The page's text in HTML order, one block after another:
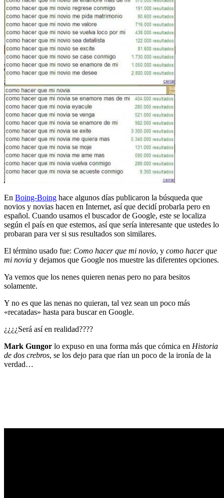
En Boing-Boing hace algunos días publicaron la búsqueda que
novios y novias hacen en Internet, así que decidí probarla pero en
español. Cuando usamos el buscador de Google, este se localiza
según el país en que estemos, así que sería interesante que ustedes lo
probaran para ver si sus resultados son similares.
El término usado fue: Como hacer que mi novio, y como hacer que
mi novia y dejamos que Google nos muestre las diferentes opciones.
Ya vemos que los nenes quieren nenas pero no para besitos
solamente.
Y no es que las nenas no quieran, tal vez sean un poco más
«recatadas» hasta para buscar en Google.
¿¿¿¿Será así en realidad????
Mark Gungor lo expuso en una forma más que cómica en Historia
de dos crebros, se los dejo para que rían un poco de la ironía de la
verdad…